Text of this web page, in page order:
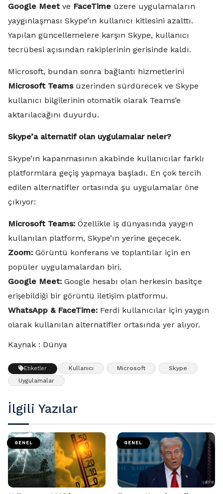
Google Meetve FaceTime üzere uygulamaların
yaygınlaşması Skype’ın kullanıcı kitlesini azalttı.
Yapılan güncellemelere karşın Skype, kullanıcı
tecrübesi açısından rakiplerinin gerisinde kaldı.
Microsoft, bundan sonra bağlantı hizmetlerini
Microsoft Teamsüzerinden sürdürecek ve Skype
kullanıcı bilgilerinin otomatik olarak Teams’e
aktarılacağını duyurdu.
Skype’a alternatif olan uygulamalar neler?
Skype’ın kapanmasının akabinde kullanıcılar farklı
platformlara geçiş yapmaya başladı. En çok tercih
edilen alternatifler ortasında şu uygulamalar öne
çıkıyor:
Microsoft Teams: Özellikle iş dünyasında yaygın
kullanılan platform, Skype’ın yerine geçecek.
Zoom: Görüntü konferans ve toplantılar için en
popüler uygulamalardan biri.
Google Meet: Google hesabı olan herkesin basitçe
erişebildiği bir görüntü iletişim platformu.
WhatsApp & FaceTime: Ferdi kullanıcılar için yaygın
olarak kullanılan alternatifler ortasında yer alıyor.
Kaynak : Dünya
Etiketler Kullanıcı Microsoft
Skype
Uygulamalar
İlgili Yazılar
GENEL GENEL